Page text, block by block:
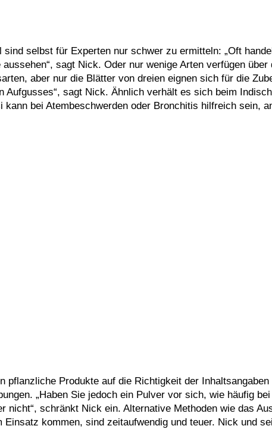
selbst für Experten nur schwer zu ermitteln: „Oft
sagt Nick. Oder nur wenige Arten verfügen über
aber nur die Blätter von dreien eignen sich für die
Aufgusses“, sagt Nick. Ähnlich verhält es sich beim
bei Atembeschwerden oder Bronchitis hilfreich sein,
pflanzliche Produkte auf die Richtigkeit der
„Haben Sie jedoch ein Pulver vor sich, wie häufig
nicht“, schränkt Nick ein. Alternative Methoden wie das
kommen, sind zeitaufwendig und teuer. Nick und